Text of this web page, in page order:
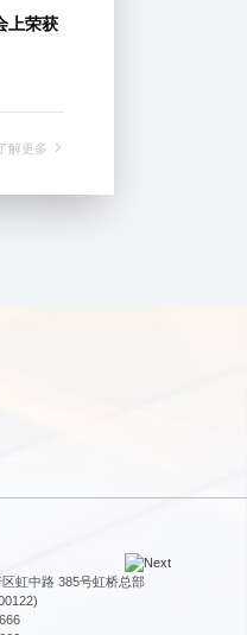
上荣获
解更多
虹中路 385号虹桥总部